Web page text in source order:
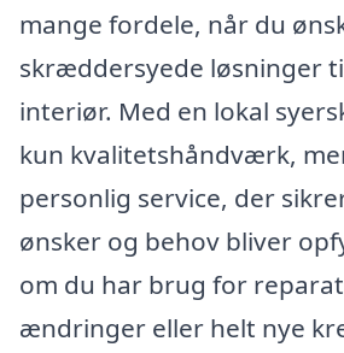
mange fordele, når du
skræddersyede løsninger
interiør. Med en lokal
kun kvalitetshåndværk,
personlig service, der
ønsker og behov bliver
om du har brug for
ændringer eller helt nye